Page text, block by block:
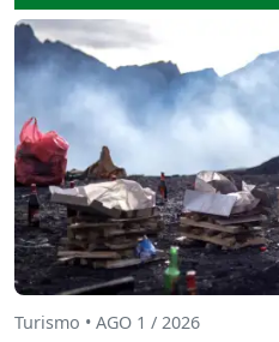
Turismo • AGO 1 / 2026